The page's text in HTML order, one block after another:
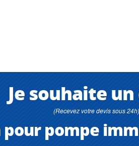
Je souhaite
(Recevez votre devis sous 24h)
pour pompe